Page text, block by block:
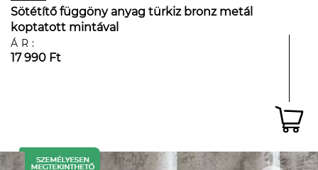
Sötétítő függöny anyag türkiz bronz metál
koptatott mintával
ÁR:
17 990 Ft